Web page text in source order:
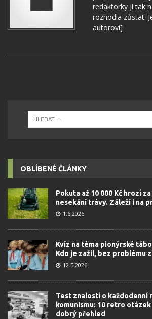
redaktorky ji tak
rozhodla zůstat.
autorovi]
OBLÍBENÉ ČLÁNKY
Pokuta až 10 000 Kč hrozí
nesekání trávy. Záleží i na
1.6.2026
Kvíz na téma pionýrské
Kdo je zažil, bez problému
12.5.2026
Test znalostí o každodenní
komunismu: 10 retro
dobrý přehled